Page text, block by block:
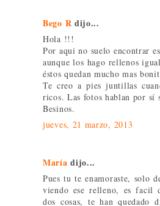
Bego R dijo...
Hola !!!
Por aqui no suelo encontrar
aunque los hago rellenos
éstos quedan mucho mas
Te creo a pies juntillas
ricos. Las fotos hablan por sí
Besinos.
jueves, 21 marzo, 2013
María dijo...
Pues tu te enamoraste, solo
viendo ese relleno, es facil
dos cosas, te han quedado